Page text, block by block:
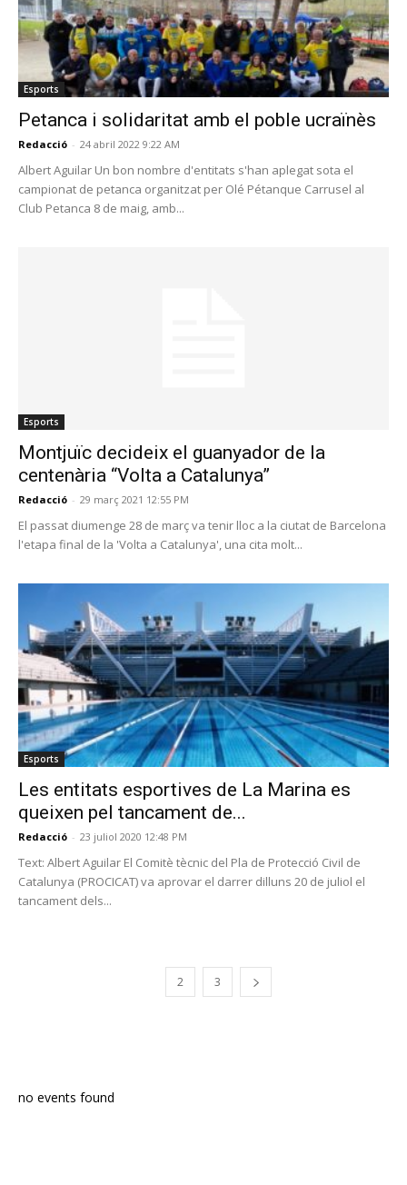
Esports
Petanca i solidaritat amb el poble ucraïnès
Redacció - 24 abril 2022 9:22 AM
Albert Aguilar Un bon nombre d'entitats s'han aplegat sota el
campionat de petanca organitzat per Olé Pétanque Carrusel al
Club Petanca 8 de maig, amb...
Esports
Montjuïc decideix el guanyador de la
centenària “Volta a Catalunya”
Redacció - 29 març 2021 12:55 PM
El passat diumenge 28 de març va tenir lloc a la ciutat de Barcelona
l'etapa final de la 'Volta a Catalunya', una cita molt...
Esports
Les entitats esportives de La Marina es
queixen pel tancament de...
Redacció - 23 juliol 2020 12:48 PM
Text: Albert Aguilar El Comitè tècnic del Pla de Protecció Civil de
Catalunya (PROCICAT) va aprovar el darrer dilluns 20 de juliol el
tancament dels...
2 3
no events found